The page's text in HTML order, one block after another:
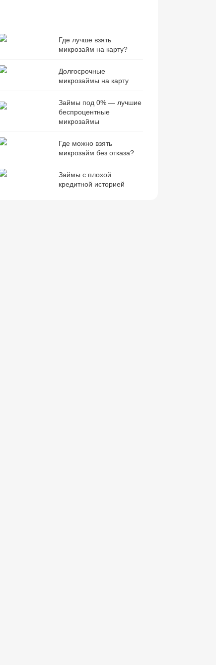
Где лучше взять
микрозайм на карту?
Долгосрочные
микрозаймы на карту
Займы под 0% — лучшие
беспроцентные
микрозаймы
Где можно взять
микрозайм без отказа?
Займы с плохой
кредитной историей